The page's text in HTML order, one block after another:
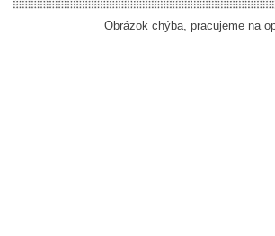
Obrázok chýba, pracujeme na